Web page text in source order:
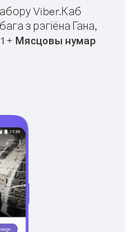
Viber.Каб
з рэгіёна Гана,
1 + Мясцовы нумар